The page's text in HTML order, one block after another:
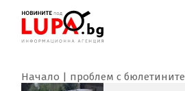
Начало проблем с бюлетините